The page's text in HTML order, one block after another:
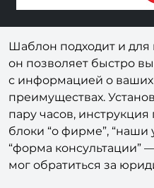
Шаблон подходит и
он позволяет быстро
с информацией о ваших
преимуществах.
пару часов,
блоки “о фирме”, “наши
“форма консультации”
мог обратиться за